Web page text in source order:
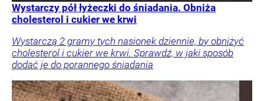
Wystarczy pół łyżeczki do śniadania. Obniża
cholesterol i cukier we krwi
Wystarczą 2 gramy tych nasionek dziennie, by obniżyć
cholesterol i cukier we krwi. Sprawdź, w jaki sposób
dodać je do porannego śniadania